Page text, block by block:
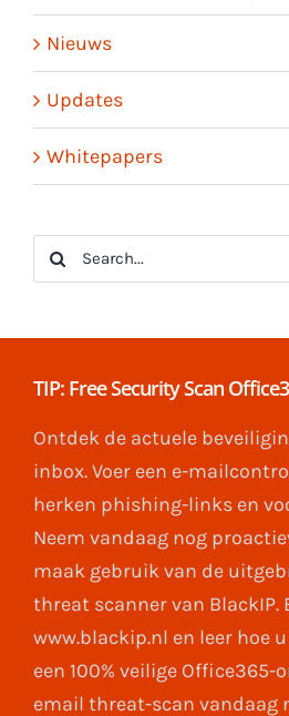
Nieuws
Updates
Whitepapers
Search
for:
TIP: Free Security Scan
Ontdek de actuele
inbox. Voer een e-
herken phishing-links en
Neem vandaag nog
maak gebruik van de
threat scanner van BlackIP.
www.blackip.nl en leer hoe
een 100% veilige
email threat-scan vandaag